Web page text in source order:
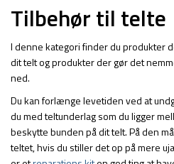
Tilbehør til telte
I denne kategori finder du produkter
dit telt og produkter der gør det
ned.
Du kan forlænge levetiden ved at
du med teltunderlag som du ligger
beskytte bunden på dit telt. På den
teltet, hvis du stiller det op på mere